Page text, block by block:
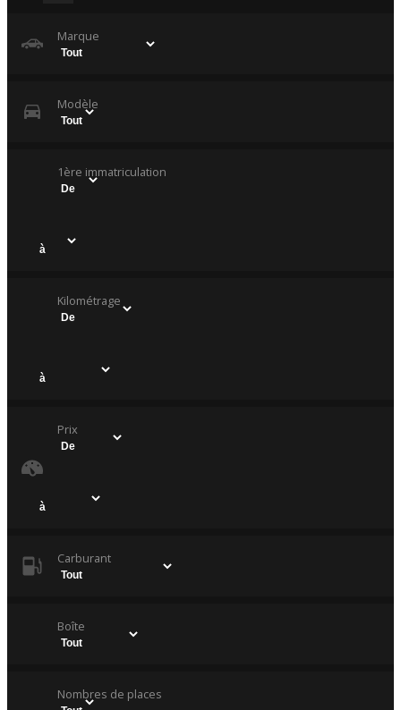
Marque
Modèle
1ère immatriculation
Kilométrage
Prix
Carburant
Boîte
Nombres de places